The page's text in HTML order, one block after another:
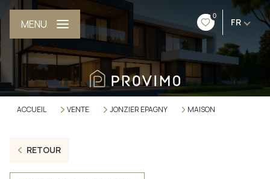
0
FR
MENU
ACCUEIL VENTE JONZIER EPAGNY MAISON
RETOUR